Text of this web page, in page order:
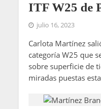
ITF W25 de
julio 16, 2023
Carlota Martínez
categoría W25 que
sobre superficie de
miradas puestas